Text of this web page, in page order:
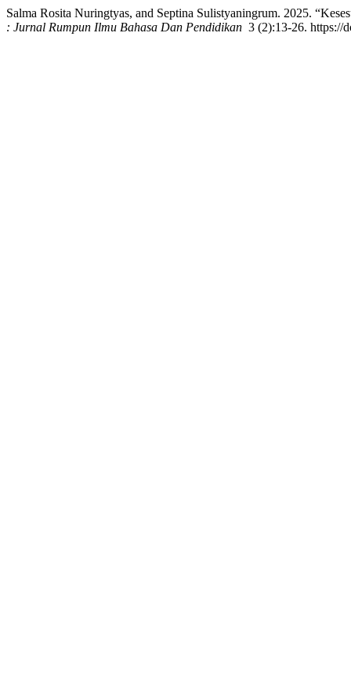
Salma Rosita Nuringtyas, and Septina Sulistyaningrum. 2025.
: Jurnal Rumpun Ilmu Bahasa Dan Pendidikan 3 (2):13-26. https://